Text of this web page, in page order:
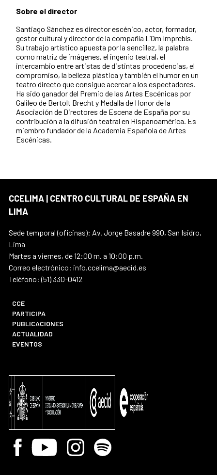
Sobre el director
Santiago Sánchez es director escénico, actor, formador,
gestor cultural y director de la compañía L’Om Imprebís.
Su trabajo artístico apuesta por la sencillez, la palabra
como matriz de imágenes, el ingenio teatral, el
intercambio entre artistas de distintas procedencias, el
compromiso, la belleza plástica y también el humor en un
teatro directo que consigue acercar a los espectadores.
Ha sido ganador del Premio de las Artes Escénicas por
Galileo de Bertolt Brecht y Medalla de Honor de la
Asociación de Directores de Escena de España por su
contribución a la difusión teatral en Hispanoamérica. Es
miembro fundador de la Academia Española de Artes
Escénicas.
CCELIMA | CENTRO CULTURAL DE ESPAÑA EN
LIMA
Sede temporal (oficinas): Av. Jorge Basadre 990, San Isidro,
Lima
Martes a viernes, de 12:00 m. a 10:00 p.m.
Correo electrónico: info.ccelima@aecid.es
Teléfono: (51) 330-0412
CCE
PARTICIPA
PUBLICACIONES
ACTUALIDAD
EVENTOS
Facebook
Youtube InstagramSpotify